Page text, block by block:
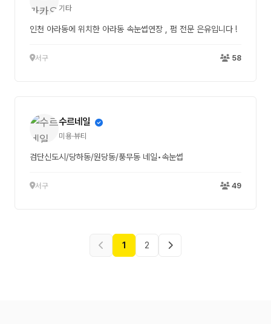
기타
인천 아라동에 위치한 아라동 속눈썹연장 , 펌 전문 은유입니다 !
서구 58
수르네일
미용·뷰티
검단신도시/당하동/원당동/풍무동 네일•속눈썹
서구 49
1 2